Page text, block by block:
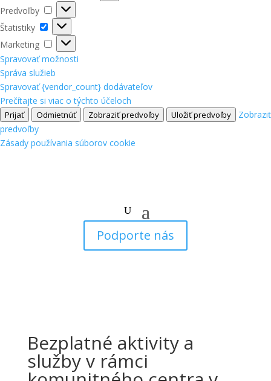
Predvoľby
Predvoľby
Štatistiky
Štatistiky
Marketing
Marketing
Spravovať možnosti
Správa služieb
Spravovať {vendor_count} dodávateľov
Prečítajte si viac o týchto účeloch
Prijať Odmietnúť Zobraziť predvoľby Uložiť predvoľby
Zobraziť
predvoľby
Zásady používania súborov cookie
Podporte nás
Bezplatné aktivity a
služby v rámci